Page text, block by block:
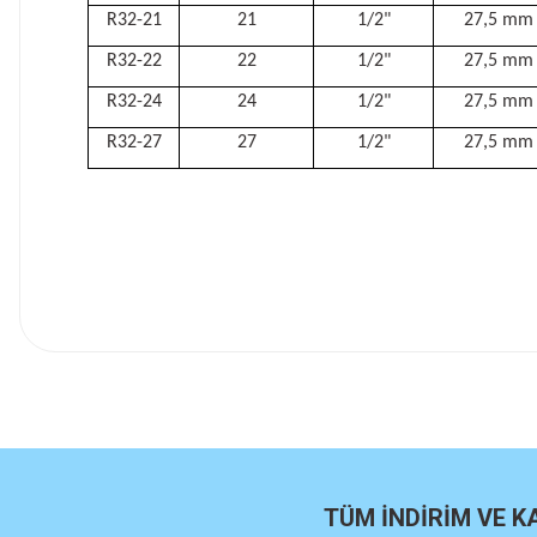
R32-21 21 1/2" 27,5 mm
R32-22 22 1/2" 27,5 mm
R32-24 24 1/2" 27,5 mm
R32-27 27 1/2" 27,5 mm
TÜM İNDİRİM VE